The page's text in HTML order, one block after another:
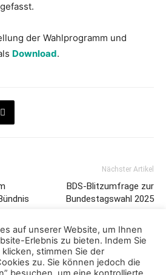
der Wahlprogramm und
Download.
Nächster Artikel
BDS-Blitzumfrage zur
Bundestagswahl 2025
auf unserer Website, um Ihnen
Erlebnis zu bieten. Indem Sie
stimmen Sie der
zu. Sie können jedoch die